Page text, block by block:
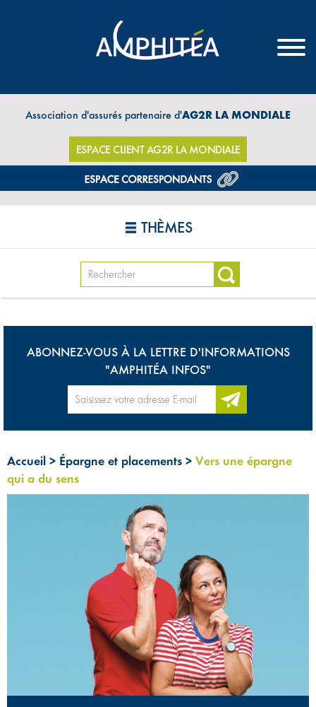
Association d'assurés partenaire d'AG2R LA MONDIALE
ESPACE CLIENT AG2R LA MONDIALE
THÈMES
ABONNEZ-VOUS À LA LETTRE D'INFORMATIONS
"AMPHITÉA INFOS"
Accueil > Épargne et placements > Vers une épargne
qui a du sens